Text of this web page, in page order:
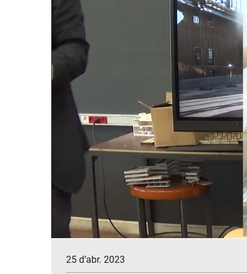
25 d’abr. 2023